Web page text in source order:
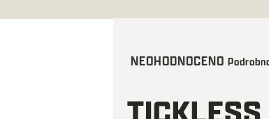
Průměrné
je
NEOHODNOCENO